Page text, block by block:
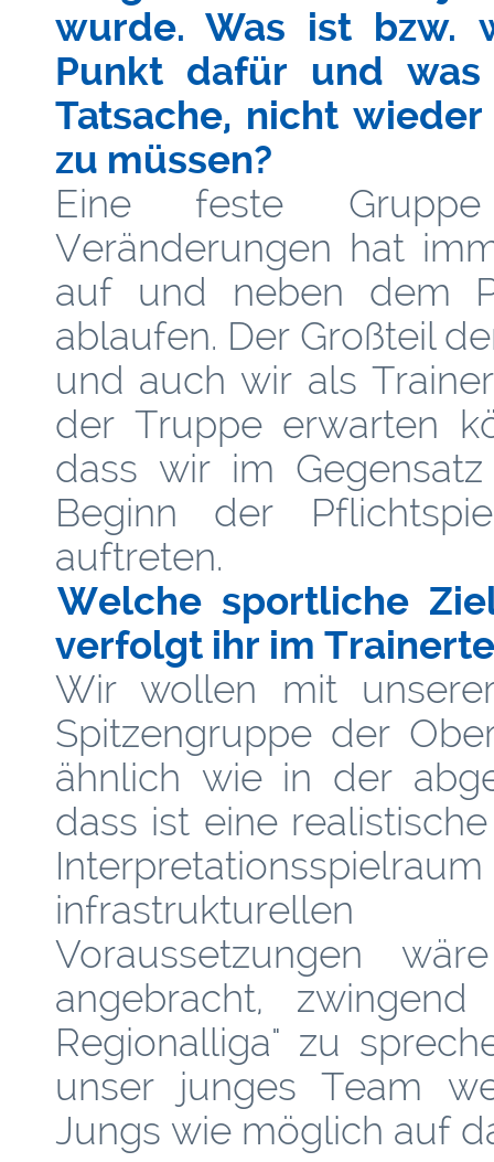
wurde. Was ist bzw.
Punkt dafür und
Tatsache, nicht
zu müssen?
Eine feste
Veränderungen hat
auf und neben dem
ablaufen. Der Großteil
und auch wir als
der Truppe erwarten
dass wir im
Beginn der
auftreten.
Welche sportliche
verfolgt ihr im
Wir wollen mit
Spitzengruppe der
ähnlich wie in der
dass ist eine
Voraussetzungen
angebracht,
Regionalliga" zu
unser junges Team
Jungs wie möglich auf